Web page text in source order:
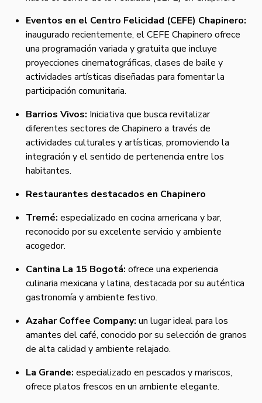
Eventos en el Centro Felicidad (CEFE) Chapinero:
inaugurado recientemente, el CEFE Chapinero ofrece
una programación variada y gratuita que incluye
proyecciones cinematográficas, clases de baile y
actividades artísticas diseñadas para fomentar la
participación comunitaria.
Barrios Vivos: Iniciativa que busca revitalizar
diferentes sectores de Chapinero a través de
actividades culturales y artísticas, promoviendo la
integración y el sentido de pertenencia entre los
habitantes.
Restaurantes destacados en Chapinero
Tremé: especializado en cocina americana y bar,
reconocido por su excelente servicio y ambiente
acogedor.
Cantina La 15 Bogotá: ofrece una experiencia
culinaria mexicana y latina, destacada por su auténtica
gastronomía y ambiente festivo.
Azahar Coffee Company: un lugar ideal para los
amantes del café, conocido por su selección de granos
de alta calidad y ambiente relajado.
La Grande: especializado en pescados y mariscos,
ofrece platos frescos en un ambiente elegante.